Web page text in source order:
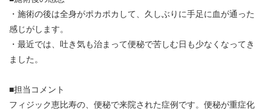
・施術の後は全身がポカポカして、久しぶりに手足に血が通った
感じがします。
・最近では、吐き気も治まって便秘で苦しむ日も少なくなってき
ました。
■担当コメント
フィジック恵比寿の、便秘で来院された症例です。便秘が重症化